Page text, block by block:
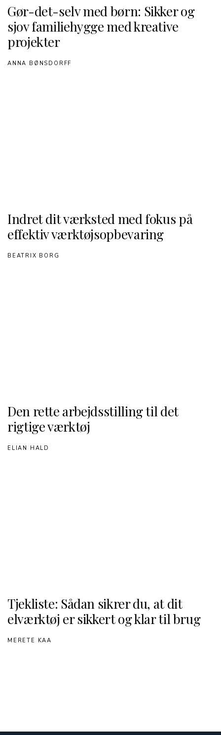
Gør-det-selv med børn: Sikker og
sjov familiehygge med kreative
projekter
ANNA BØNSDORFF
Indret dit værksted med fokus på
effektiv værktøjsopbevaring
BEATRIX BORG
Den rette arbejdsstilling til det
rigtige værktøj
ELIAN HALD
Tjekliste: Sådan sikrer du, at dit
elværktøj er sikkert og klar til brug
MERETE KAA